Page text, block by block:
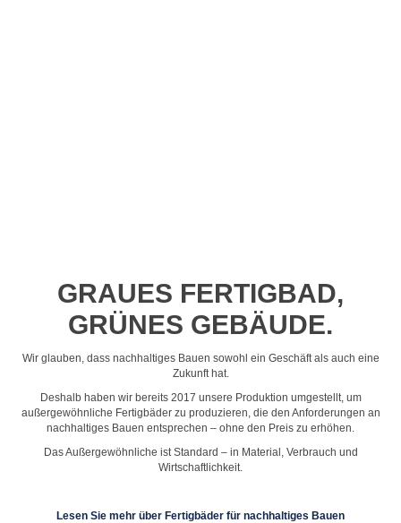
GRAUES FERTIGBAD,
GRÜNES GEBÄUDE.
Wir glauben, dass nachhaltiges Bauen sowohl ein Geschäft als auch eine
Zukunft hat.
Deshalb haben wir bereits 2017 unsere Produktion umgestellt, um
außergewöhnliche Fertigbäder zu produzieren, die den Anforderungen an
nachhaltiges Bauen entsprechen – ohne den Preis zu erhöhen.
Das Außergewöhnliche ist Standard – in Material, Verbrauch und
Wirtschaftlichkeit.
Lesen Sie mehr über Fertigbäder für nachhaltiges Bauen